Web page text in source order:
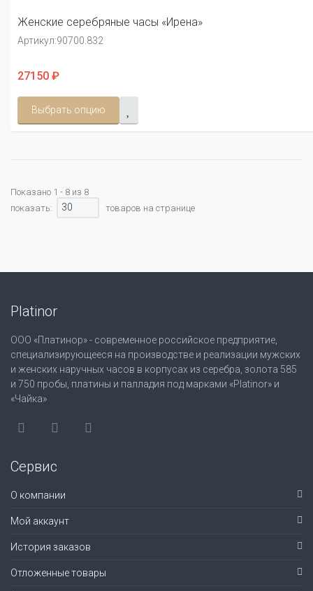
Женские серебряные часы «Ирена»
Артикул:90700.832
27150 ₽
Выбрать опцию
Показано 1 - 8 из 8
показать:
30 товаров на странице
Platinor
ООО «Платинор» - современное российское предприятие,
специализирующееся на производстве и реализации мужских
и женских наручных часов в корпусах из серебра, золота 585
и 750 пробы, платины и палладия под марками «Platinor» и
«Чайка»
Сервис
О компании
Мой аккаунт
История заказов
Отложенные товары